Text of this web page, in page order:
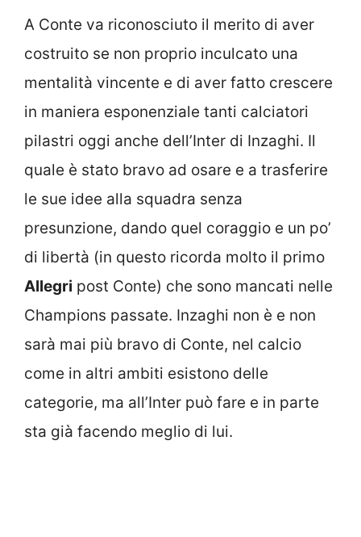
A Conte va riconosciuto il merito di aver
costruito se non proprio inculcato una
mentalità vincente e di aver fatto crescere
in maniera esponenziale tanti calciatori
pilastri oggi anche dell’Inter di Inzaghi. Il
quale è stato bravo ad osare e a trasferire
le sue idee alla squadra senza
presunzione, dando quel coraggio e un po’
di libertà (in questo ricorda molto il primo
Allegri post Conte) che sono mancati nelle
Champions passate. Inzaghi non è e non
sarà mai più bravo di Conte, nel calcio
come in altri ambiti esistono delle
categorie, ma all’Inter può fare e in parte
sta già facendo meglio di lui.